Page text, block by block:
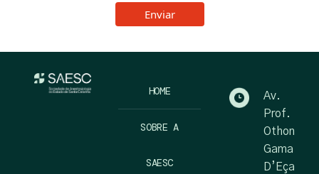
Enviar
HOME
SOBRE A
SAESC
Av.
Prof.
Othon
Gama
D’Eça